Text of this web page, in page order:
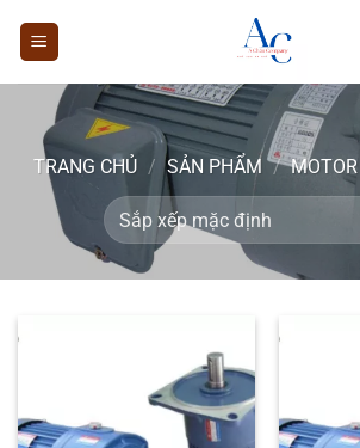
TRANG CHỦ / SẢN PHẨM / MOTOR